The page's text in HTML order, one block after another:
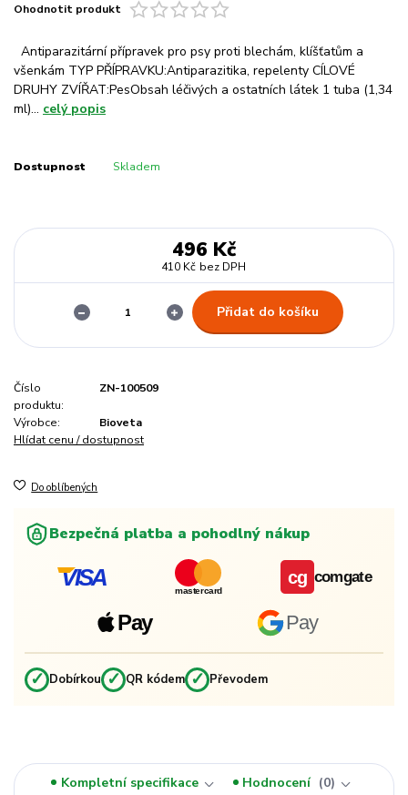
Ohodnotit produkt
Antiparazitární přípravek pro psy proti blechám, klíšťatům a
všenkám TYP PŘÍPRAVKU:Antiparazitika, repelenty CÍLOVÉ
DRUHY ZVÍŘAT:PesObsah léčivých a ostatních látek 1 tuba (1,34
ml)... celý popis
Dostupnost Skladem
496 Kč
410 Kč bez DPH
Přidat do košíku
Číslo
produktu:
ZN-100509
Výrobce:
Bioveta
Hlídat cenu / dostupnost
Do oblíbených
Bezpečná platba a pohodlný nákup
VISA mastercard
Pay Pay
cg comgate
✓ Dobírkou ✓ QR kódem ✓ Převodem
Kompletní specifikace Hodnocení
0